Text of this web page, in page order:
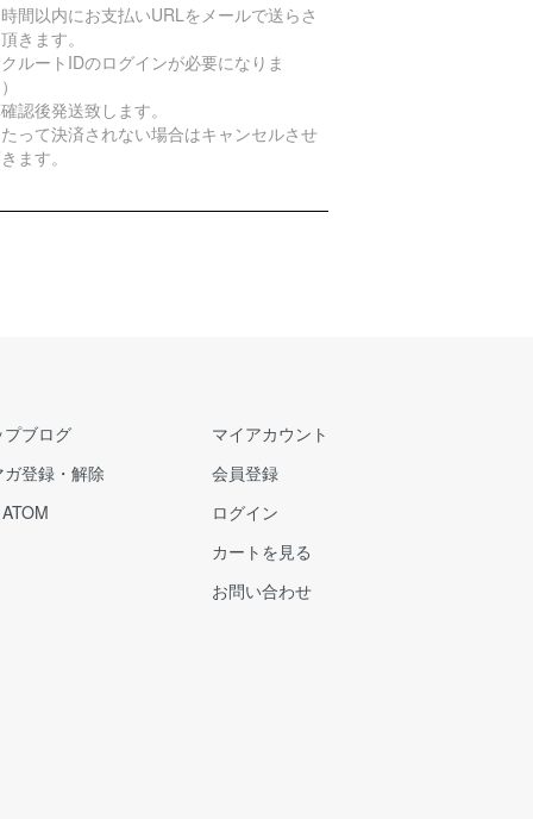
間以内にお支払いURLをメールで送らさ
きます。
ルートIDのログインが必要になりま
認後発送致します。
って決済されない場合はキャンセルさせ
ます。
ブログ
登録・解除
ATOM
マイアカウント
会員登録
ログイン
カートを見る
お問い合わせ